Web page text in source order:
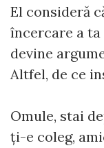
El consideră
încercare a ta
devine
Altfel, de ce
Omule, stai
ți-e coleg,